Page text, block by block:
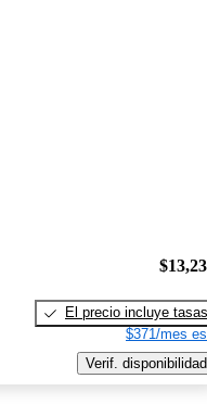
El precio incluye tasas
$371/mes
Verif. disponibilidad